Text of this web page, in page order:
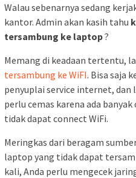
Walau sebenarnya sedang
kantor. Admin akan kasih tahu
tersambung ke laptop?
Memang di keadaan tertentu,
tersambung ke WiFI. Bisa saja
penyuplai service internet,
perlu cemas karena ada
tidak dapat connect WiFi.
Meringkas dari beragam
laptop yang tidak dapat
kali, Anda perlu mengecek